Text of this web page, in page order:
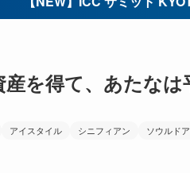
を得て、あたなは
アイスタイル シニフィアン ソウルド